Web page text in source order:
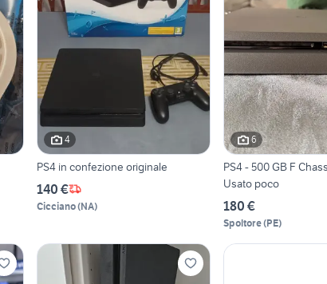
4
PS4 in confezione originale
140 €
Cicciano(NA)
6
PS4 - 500 GB F
Usato poco
180 €
Spoltore(PE)